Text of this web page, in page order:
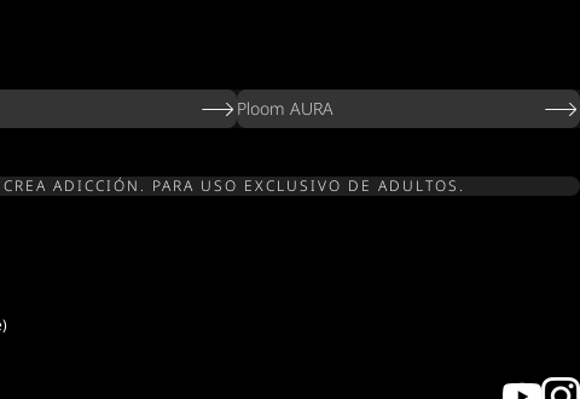
Ploom AURA
ADICCIÓN. PARA USO EXCLUSIVO DE ADULTOS.